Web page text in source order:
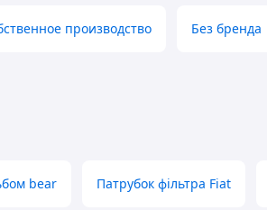
производство Без бренда
bear Патрубок фільтра Fiat